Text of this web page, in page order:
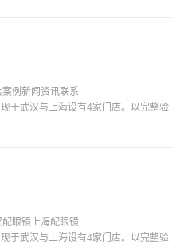
例新闻资讯联系
于武汉与上海设有4家门店。以完整验
眼镜上海配眼镜
于武汉与上海设有4家门店。以完整验